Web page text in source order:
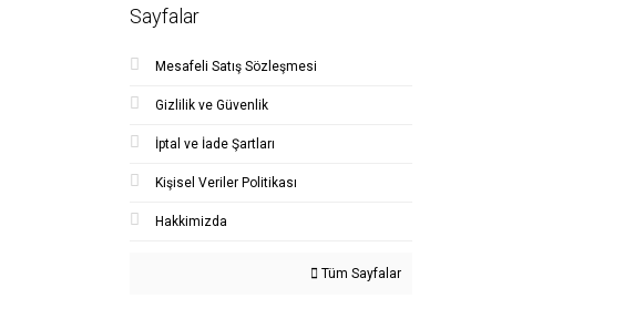
Sayfalar
Mesafeli Satış Sözleşmesi
Gizlilik ve Güvenlik
İptal ve İade Şartları
Kişisel Veriler Politikası
Hakkimizda
Tüm Sayfalar